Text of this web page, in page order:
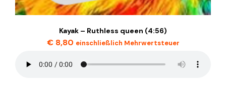
Kayak – Ruthless queen (4:56)
€8,80 einschließlich Mehrwertsteuer